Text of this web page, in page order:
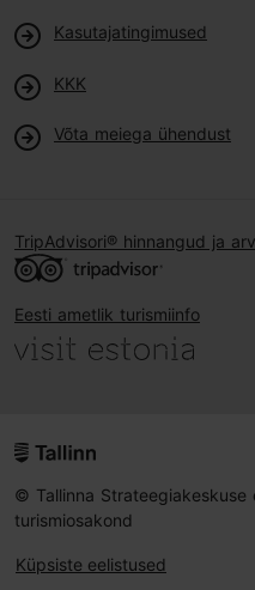
Kasutajatingimused
KKK
Võta meiega ühendust
TripAdvisori® hinnangud ja
Eesti ametlik turismiinfo
© Tallinna Strateegiakeskuse
turismiosakond
Küpsiste eelistused